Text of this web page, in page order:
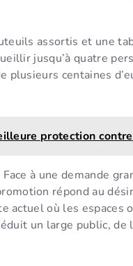
assortis et une
jusqu’à quatre
centaines
protection
à une demande
répond au
actuel où les espaces
un large public, de